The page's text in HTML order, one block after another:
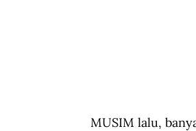
MUSIM lalu,